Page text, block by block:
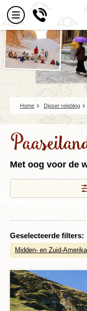
Home Djoser reisblog
Met oog voor de
Geselecteerde filters:
Midden- en Zuid-Amerika